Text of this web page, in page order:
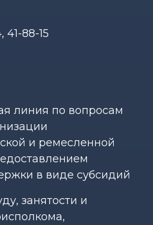
88-15
линия по вопросам
и ремесленной
в виде субсидий
занятости и